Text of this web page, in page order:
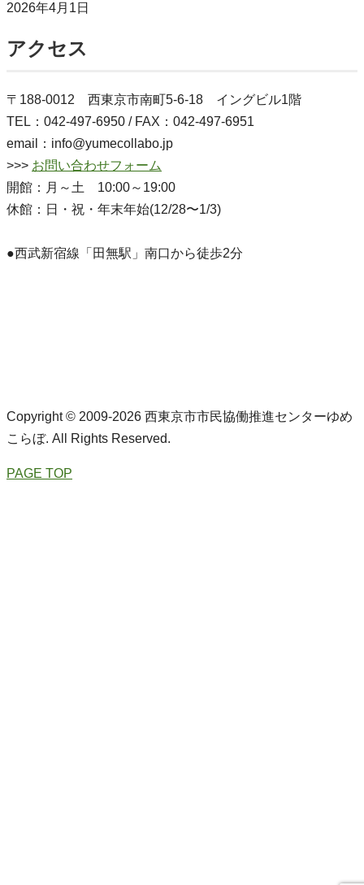
2026年4月1日
アクセス
〒188-0012 西東京市南町5-6-18 イングビル1階
TEL：042-497-6950 / FAX：042-497-6951
email：info@yumecollabo.jp
>>> お問い合わせフォーム
開館：月～土 10:00～19:00
休館：日・祝・年末年始(12/28〜1/3)
●西武新宿線「田無駅」南口から徒歩2分
Copyright © 2009-2026 西東京市市民協働推進センターゆめ
こらぼ. All Rights Reserved.
PAGE TOP